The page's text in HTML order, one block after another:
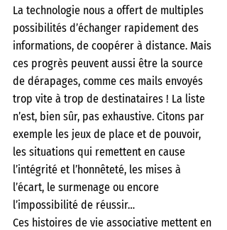
La technologie nous a offert de multiples
possibilités d’échanger rapidement des
informations, de coopérer à distance. Mais
ces progrès peuvent aussi être la source
de dérapages, comme ces mails envoyés
trop vite à trop de destinataires ! La liste
n’est, bien sûr, pas exhaustive. Citons par
exemple les jeux de place et de pouvoir,
les situations qui remettent en cause
l’intégrité et l’honnêteté, les mises à
l’écart, le surmenage ou encore
l’impossibilité de réussir…
Ces histoires de vie associative mettent en